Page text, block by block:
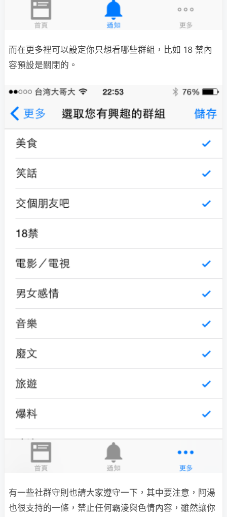
而在更多裡可以設定你只想看哪些群組，比如 18 禁內
容預設是關閉的。
有一些社群守則也請大家遵守一下，其中要注意，阿湯
也很支持的一條，禁止任何霸淩與色情內容，雖然讓你